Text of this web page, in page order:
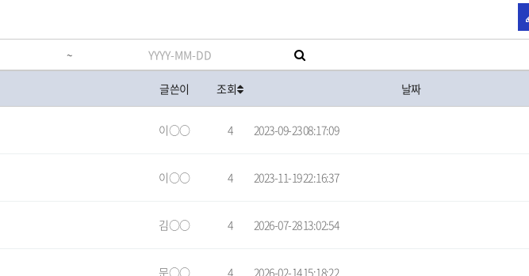
~
글쓴이 조회 날짜
이○○ 4 2023-09-23 08:17:09
이○○ 4 2023-11-19 22:16:37
김○○ 4 2026-07-28 13:02:54
문○○ 4 2026-02-14 15:18:22